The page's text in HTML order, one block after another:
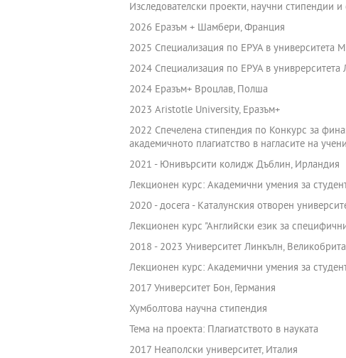
Изследователски проекти, научни стипендии
2026 Еразъм + Шамбери, Франция
2025 Специализация по ЕРУА в университета
2024 Специализация по ЕРУА в
2024 Еразъм+ Вроцлав, Полша
2023 Aristotle University, Еразъм+
2022 Спечелена стипендия по Конкурс за
академичното плагиатство в нагласите на
2021 - Юнивърсити колидж Дъблин, Ирландия
Лекционен курс: Академични умения за
2020 - досега - Каталунския отворен
Лекционен курс "Английски език за
2018 - 2023 Университет Линкълн,
Лекционен курс: Академични умения за
2017 Университет Бон, Германия
Хумболтова научна стипендия
Тема на проекта: Плагиатството в науката
2017 Неаполски университет, Италия